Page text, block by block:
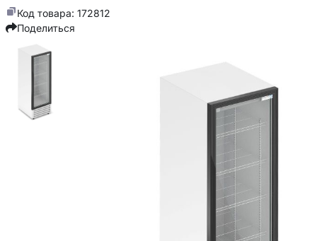
Код товара: 172812
Поделиться